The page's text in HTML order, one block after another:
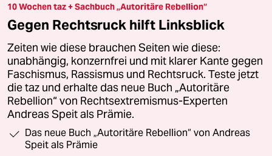
10 Wochen taz + Sachbuch „Autoritäre Rebellion“
Gegen Rechtsruck hilft Linksblick
Zeiten wie diese brauchen Seiten wie diese:
unabhängig, konzernfrei und mit klarer Kante gegen
Faschismus, Rassismus und Rechtsruck. Teste jetzt
die taz und erhalte das neue Buch „Autoritäre
Rebellion“ von Rechtsextremismus-Experten
Andreas Speit als Prämie.
Das neue Buch „Autoritäre Rebellion“ von Andreas
Speit als Prämie